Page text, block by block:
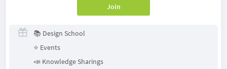
Join
📚 Design School
⭐️ Events
📣 Knowledge Sharings